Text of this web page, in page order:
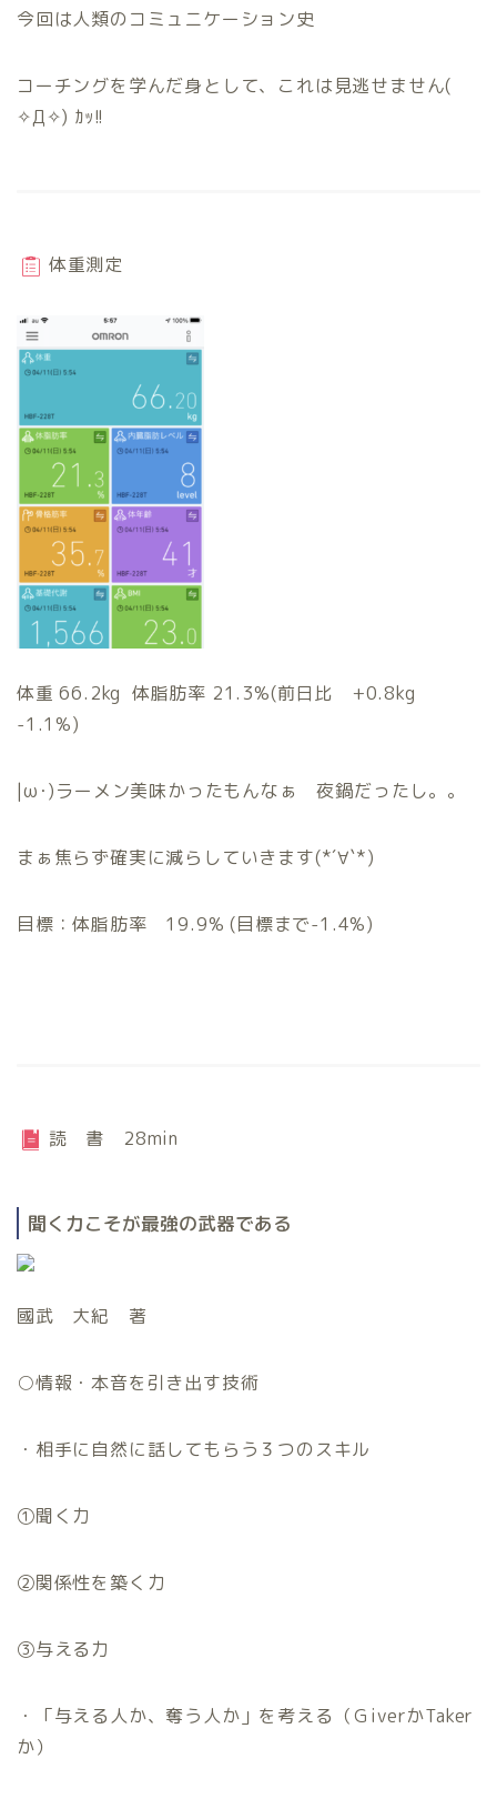
今回は人類のコミュニケーション史
コーチングを学んだ身として、これは見逃せません(
✧Д✧) ｶｯ!!
体重測定
体重 66.2kg 体脂肪率 21.3%(前日比 +0.8kg
-1.1%)
|ω･)ラーメン美味かったもんなぁ 夜鍋だったし。。
まぁ焦らず確実に減らしていきます(*´∀`*)
目標：体脂肪率 19.9% (目標まで-1.4%)
読 書 28min
聞く力こそが最強の武器である
國武 大紀 著
○情報・本音を引き出す技術
・相手に自然に話してもらう３つのスキル
①聞く力
②関係性を築く力
③与える力
・「与える人か、奪う人か」を考える（Ｇ iverかTaker
か）